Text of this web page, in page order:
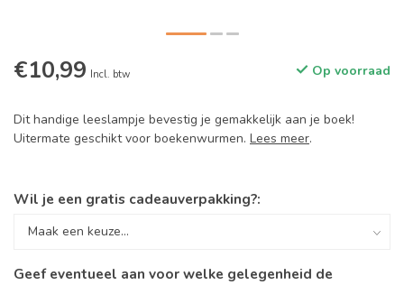
€10,99 Incl. btw Op voorraad
Dit handige leeslampje bevestig je gemakkelijk aan je boek!
Uitermate geschikt voor boekenwurmen. Lees meer.
Wil je een gratis cadeauverpakking?:
Geef eventueel aan voor welke gelegenheid de